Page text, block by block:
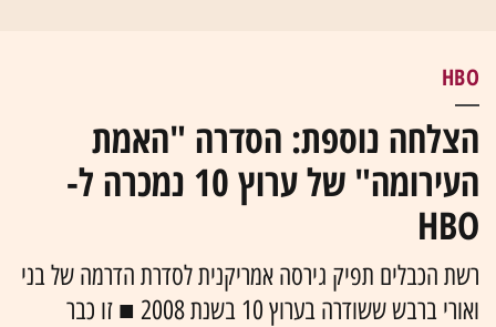
HBO
הצלחה נוספת: הסדרה "האמת
העירומה" של ערוץ 10 נמכרה ל-
HBO
רשת הכבלים תפיק גירסה אמריקנית לסדרת הדרמה של בני
ואורי ברבש ששודרה בערוץ 10 בשנת 2008 ■ זו כבר